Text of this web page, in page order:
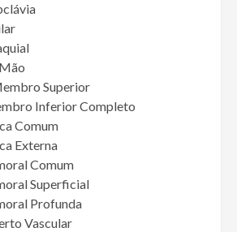
Superior
Inferior Completo
Comum
Externa
Comum
Superficial
Profunda
Vascular